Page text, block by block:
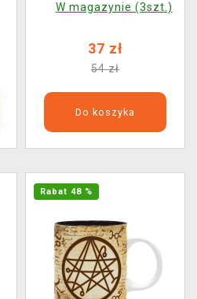
W magazynie (3szt.)
37 zł
54 zł
Do koszyka
Rabat 48 %